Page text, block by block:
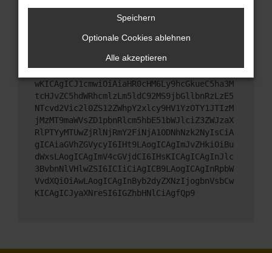
das Problem zu beheben. Du kannst uns diesen
Text schicken, um uns bei der Fehlersuche zu
unterstützen:
ewogICJuYW1lIjogIk5ldHdvcmtFcnJvciIsCiAgI
mNvbmZpZyI6IHsKICAgICJtZXRob2QiOiAiR0VUIi
wKICAgICJ1cmwiOiAiaHR0cHM6Ly9hcGkueC5ha3M
tcHJvZC5hdWRhcmlzLm5ldC92MS9jbGllbnRzLzE5
NTcvd2Vic2l0ZS12ZWhpY2xlcy9HV1YzOTY1JTIzM
jMzMT9maWVsZD1pbnRlcm5hbE51bWJlciZ3ZWJzaX
RlPTYyMTUwZjRlNjRmY2FiNjA1ODNhNzk2NyIsCiA
gICAiaGVhZGVycyI6IHt9LAogICAgImJvZHkiOiBu
dWxsLAogICAgImV4cGVjdCI6IHsKICAgICAgInJlc
3BvbnNlVHlwZSI6ICIiCiAgICB9LAogICAgInRpbW
VvdXQiOiAwLAogICAgInByb2dyZXNzIjogbnVsbCw
KICAgICJyaXNreSI6IGZhbHNlCiAgfQp9
Speichern
Optionale Cookies ablehnen
Alle akzeptieren